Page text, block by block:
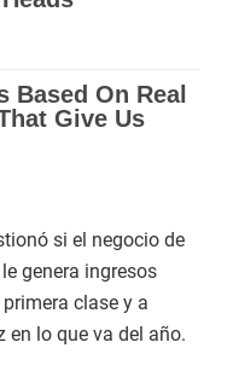
si el negocio de
genera ingresos
clase y a
en lo que va del año.